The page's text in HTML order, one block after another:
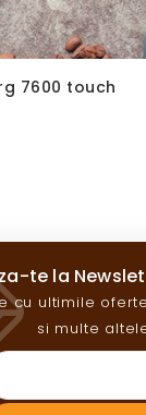
7600 touch
te la
cu ultimile
si multe